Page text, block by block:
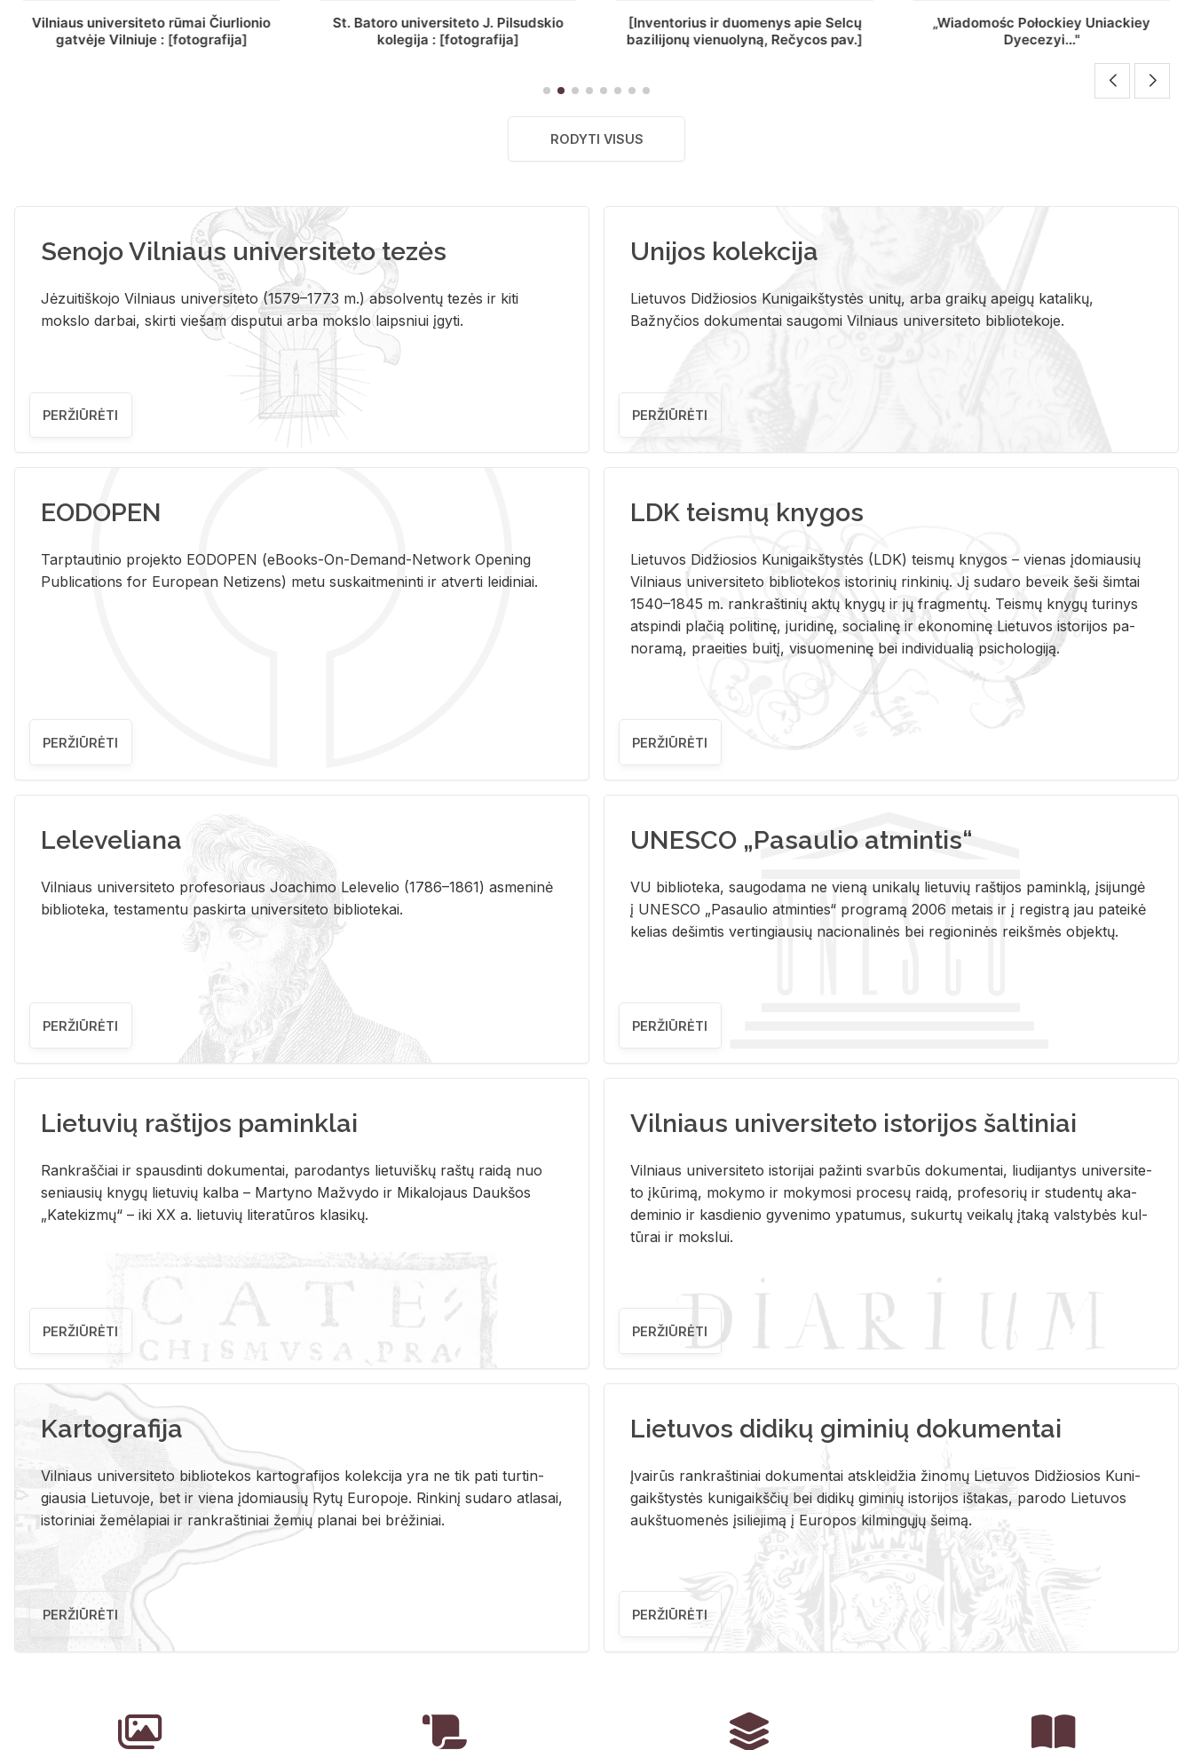
St. Batoro universiteto J. Pilsudskio
kolegija : [fotografija]
[Inventorius ir duomenys apie Selcų
bazilijonų vienuolyną, Rečycos pav.]
„Wiadomośc Połockiey Uniackiey
Dyecezyi..."
Regestr Parochow Dekanatu
Brzeskiego
RODYTI VISUS
Senojo Vilniaus universiteto tezės
Jėzuitiškojo Vilniaus universiteto (1579–1773 m.) absolventų tezės ir kiti
mokslo darbai, skirti viešam disputui arba mokslo laipsniui įgyti.
PERŽIŪRĖTI
Unijos kolekcija
Lietuvos Didžiosios Kunigaikštystės unitų, arba graikų apeigų katalikų,
Bažnyčios dokumentai saugomi Vilniaus universiteto bibliotekoje.
PERŽIŪRĖTI
EODOPEN
Tarp­tau­ti­nio pro­jek­to EO­DO­PEN (eBo­oks-On-De­mand-Ne­twork Ope­ning
Pub­li­ca­tions for Eu­ro­pe­an Ne­ti­zens) metu su­skait­me­nin­ti ir at­ver­ti lei­di­niai.
PERŽIŪRĖTI
LDK teismų knygos
Lie­tu­vos Di­džio­sios Ku­ni­gaikš­tys­tės (LDK) teis­mų kny­gos – vie­nas įdo­miau­sių
Vil­niaus uni­ver­si­te­to bi­b­lio­te­kos is­to­ri­nių rin­ki­nių. Jį su­da­ro be­veik šeši šim­tai
1540–1845 m. rank­raš­ti­nių aktų kny­gų ir jų frag­men­tų. Teis­mų kny­gų tu­ri­nys
at­spin­di pla­čią po­li­ti­nę, ju­ri­di­nę, so­cia­li­nę ir eko­no­mi­nę Lie­tu­vos is­to­ri­jos pa­
no­ra­mą, pra­ei­ties bui­tį, vi­suo­me­ni­nę bei in­di­vi­dua­lią psi­cho­lo­gi­ją.
PERŽIŪRĖTI
Leleveliana
Vil­niaus uni­ver­si­te­to pro­fe­so­riaus Jo­a­chi­mo Le­le­ve­lio (1786–1861) as­me­ni­nė
bi­b­lio­te­ka, te­sta­men­tu pa­skir­ta uni­ver­si­te­to bi­b­lio­te­kai.
PERŽIŪRĖTI
UNESCO „Pasaulio atmintis“
VU biblioteka, saugodama ne vieną unikalų lietuvių raštijos paminklą, įsijungė
į UNESCO „Pasaulio atminties“ programą 2006 metais ir į registrą jau pateikė
kelias dešimtis vertingiausių nacionalinės bei regioninės reikšmės objektų.
PERŽIŪRĖTI
Lietuvių raštijos paminklai
Rank­raš­čiai ir spaus­din­ti do­ku­men­tai, pa­ro­dan­tys lie­tu­viš­kų raš­tų rai­dą nuo
se­niau­sių kny­gų lie­tu­vių kal­ba – Mar­ty­no Ma­žvy­do ir Mi­ka­lo­jaus Dauk­šos
„Ka­te­kiz­mų“ – iki XX a. lie­tu­vių li­te­ra­tū­ros kla­si­kų.
PERŽIŪRĖTI
Vilniaus universiteto istorijos šaltiniai
Vil­niaus uni­ver­si­te­to is­to­ri­jai pa­žin­ti svar­būs do­ku­men­tai, liu­di­jan­tys uni­ver­si­te­
to įkū­ri­mą, mo­ky­mo ir mo­ky­mo­si pro­ce­sų rai­dą, pro­fe­so­rių ir stu­den­tų aka­
de­mi­nio ir kas­die­nio gy­ve­ni­mo ypa­tu­mus, su­kur­tų vei­ka­lų įta­ką vals­ty­bės kul­
tū­rai ir moks­lui.
PERŽIŪRĖTI
Kartografija
Vil­niaus uni­ver­si­te­to bi­b­lio­te­kos kar­to­gra­fi­jos ko­lek­ci­ja yra ne tik pati tur­tin­
giau­sia Lie­tu­vo­je, bet ir vie­na įdo­miau­sių Rytų Eu­ro­po­je. Rin­ki­nį su­da­ro at­la­sai,
is­to­ri­niai že­mė­la­piai ir rank­raš­ti­niai že­mių pla­nai bei brė­ži­niai.
PERŽIŪRĖTI
Lietuvos didikų giminių dokumentai
Įvai­rūs rank­raš­ti­niai do­ku­men­tai at­sklei­džia ži­no­mų Lie­tu­vos Di­džio­sios Ku­ni­
gaikš­tys­tės ku­ni­gaikš­čių bei di­di­kų gi­mi­nių is­to­ri­jos iš­ta­kas, pa­ro­do Lie­tu­vos
aukš­tuo­me­nės įsi­lie­ji­mą į Eu­ro­pos kil­min­gų­jų šei­mą.
PERŽIŪRĖTI